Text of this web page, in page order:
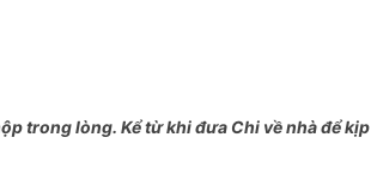
trong lòng. Kể từ khi đưa Chi về nhà để kịp